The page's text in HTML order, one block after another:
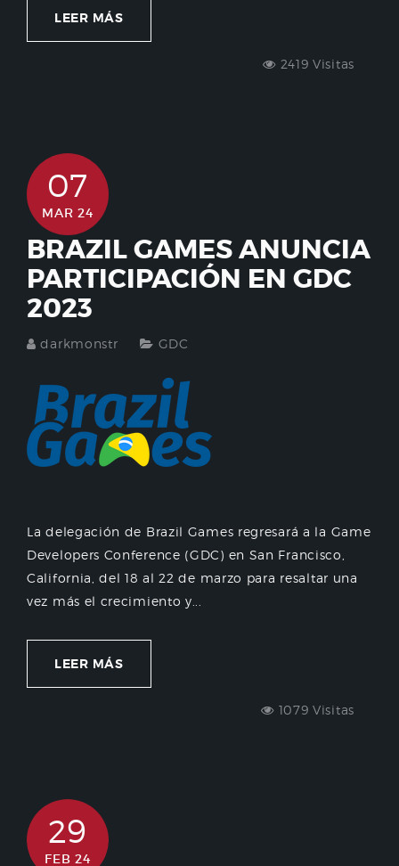
LEER MÁS
2419 Visitas
07
MAR 24
BRAZIL GAMES ANUNCIA
PARTICIPACIÓN EN GDC
2023
darkmonstr GDC
La delegación de Brazil Games regresará a la Game
Developers Conference (GDC) en San Francisco,
California, del 18 al 22 de marzo para resaltar una
vez más el crecimiento y...
LEER MÁS
1079 Visitas
29
FEB 24